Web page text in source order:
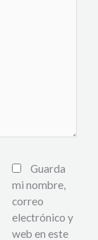
Guarda
mi nombre,
correo
electrónico y
web en este